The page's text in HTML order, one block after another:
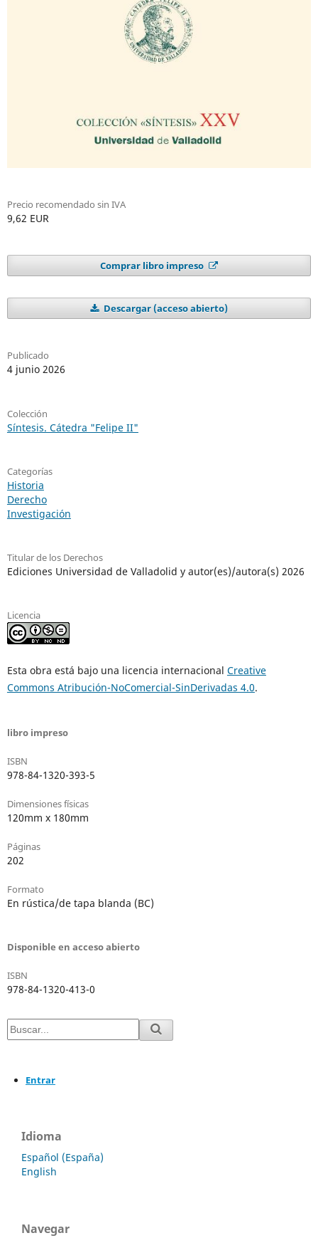
Precio recomendado sin IVA
9,62 EUR
Comprar libro impreso
Descargar (acceso abierto)
Publicado
4 junio 2026
Colección
Síntesis. Cátedra "Felipe II"
Categorías
Historia
Derecho
Investigación
Titular de los Derechos
Ediciones Universidad de Valladolid y autor(es)/autora(s) 2026
Licencia
Esta obra está bajo una licencia internacional Creative
Commons Atribución-NoComercial-SinDerivadas 4.0.
libro impreso
ISBN
978-84-1320-393-5
Dimensiones físicas
120mm x 180mm
Páginas
202
Formato
En rústica/de tapa blanda (BC)
Disponible en acceso abierto
ISBN
978-84-1320-413-0
Entrar
Idioma
Español (España)
English
Navegar